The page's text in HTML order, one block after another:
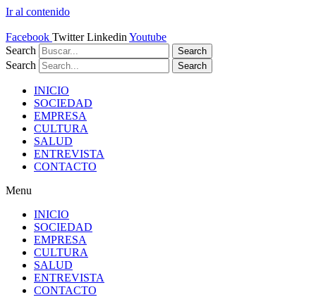
Ir al contenido
Facebook Twitter Linkedin Youtube
Search
Search
Search Search
INICIO
SOCIEDAD
EMPRESA
CULTURA
SALUD
ENTREVISTA
CONTACTO
Menu
INICIO
SOCIEDAD
EMPRESA
CULTURA
SALUD
ENTREVISTA
CONTACTO